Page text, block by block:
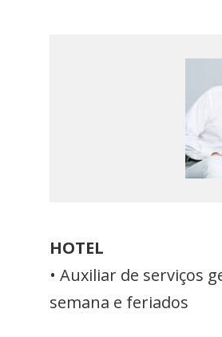
HOTEL
• Auxiliar de serviços
semana e feriados